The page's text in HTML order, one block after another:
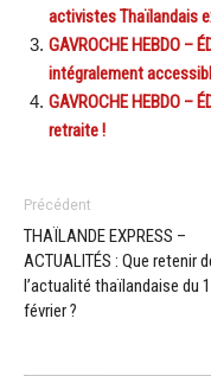
activistes Thaïlandais
GAVROCHE HEBDO –
intégralement
GAVROCHE HEBDO –
retraite !
Précédent
THAÏLANDE EXPRESS –
ACTUALITÉS : Que retenir
l’actualité thaïlandaise du
février ?